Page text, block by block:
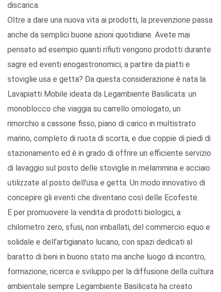
discarica.
Oltre a dare una nuova vita ai prodotti, la prevenzione passa
anche da semplici buone azioni quotidiane. Avete mai
pensato ad esempio quanti rifiuti vengono prodotti durante
sagre ed eventi enogastronomici, a partire da piatti e
stoviglie usa e getta? Da questa considerazione è nata la
Lavapiatti Mobile ideata da Legambiente Basilicata: un
monoblocco che viaggia su carrello omologato, un
rimorchio a cassone fisso, piano di carico in multistrato
marino, completo di ruota di scorta, e due coppie di piedi di
stazionamento ed è in grado di offrire un efficiente servizio
di lavaggio sul posto delle stoviglie in melammina e acciaio
utilizzate al posto dell'usa e getta. Un modo innovativo di
concepire gli eventi che diventano così delle Ecofeste.
E per promuovere la vendita di prodotti biologici, a
chilometro zero, sfusi, non imballati, del commercio equo e
solidale e dell’artigianato lucano, con spazi dedicati al
baratto di beni in buono stato ma anche luogo di incontro,
formazione, ricerca e sviluppo per la diffusione della cultura
ambientale sempre Legambiente Basilicata ha creato